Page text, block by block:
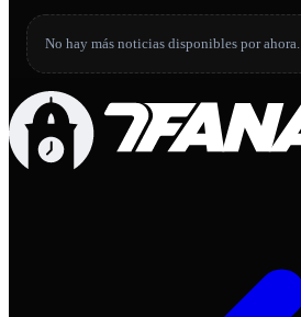
No hay más noticias disponibles por ahora.